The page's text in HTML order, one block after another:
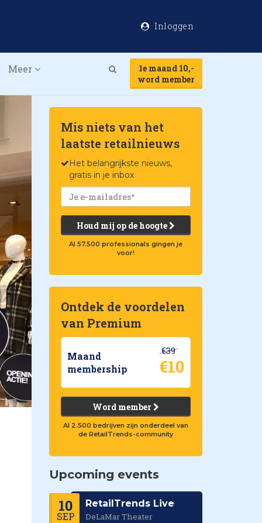
Inloggen
Meer
1e maand 10,-
word member
Mis niets van het
laatste retailnieuws
Het belangrijkste nieuws,
gratis in je inbox
Houd mij op de hoogte
Al 57.500 professionals gingen je
voor!
Ontdek de voordelen
van Premium
Maand
membership
€39
€10
Word member
Al 2.500 bedrijven zijn onderdeel van
de RetailTrends-community
Upcoming events
10
SEP
RetailTrends Live
DeLaMar Theater